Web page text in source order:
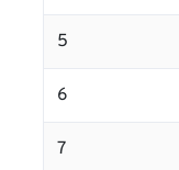
5
6
7